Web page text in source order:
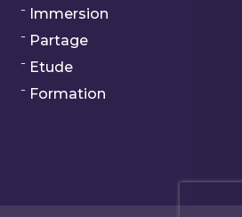
Immersion
Partage
Etude
Formation